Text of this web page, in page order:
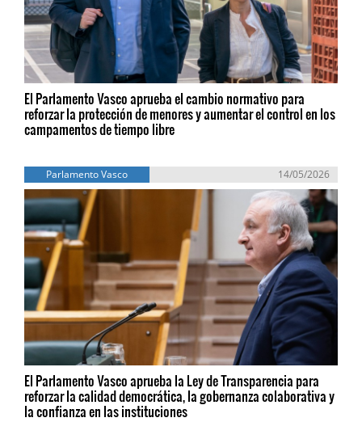
El Parlamento Vasco aprueba el cambio normativo para
reforzar la protección de menores y aumentar el control en los
campamentos de tiempo libre
Parlamento Vasco 14/05/2026
El Parlamento Vasco aprueba la Ley de Transparencia para
reforzar la calidad democrática, la gobernanza colaborativa y
la confianza en las instituciones